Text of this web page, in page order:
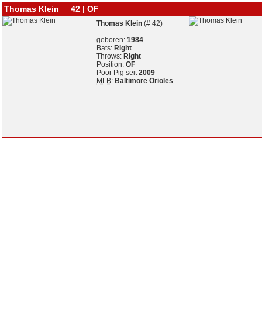
Thomas Klein 42 | OF
Thomas Klein (# 42)
geboren: 1984
Bats: Right
Throws: Right
Position: OF
Poor Pig seit2009
MLB: Baltimore Orioles